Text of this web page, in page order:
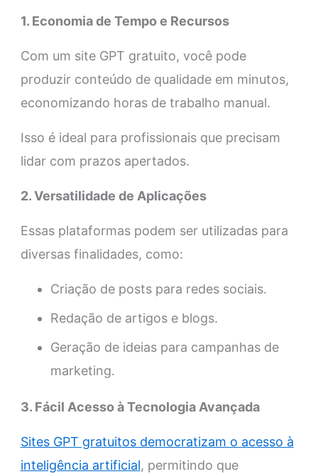
1. Economia de Tempo e Recursos
Com um site GPT gratuito, você pode
produzir conteúdo de qualidade em minutos,
economizando horas de trabalho manual.
Isso é ideal para profissionais que precisam
lidar com prazos apertados.
2. Versatilidade de Aplicações
Essas plataformas podem ser utilizadas para
diversas finalidades, como:
Criação de posts para redes sociais.
Redação de artigos e blogs.
Geração de ideias para campanhas de
marketing.
3. Fácil Acesso à Tecnologia Avançada
Sites GPT gratuitos democratizam o acesso à
inteligência artificial, permitindo que